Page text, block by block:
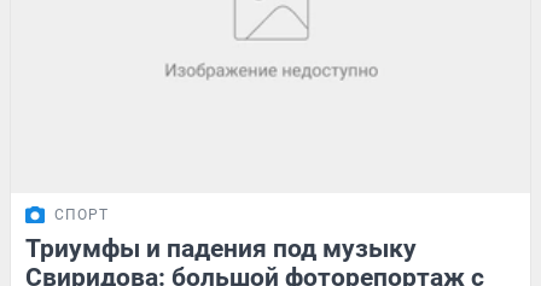
СПОРТ
Триумфы и падения под музыку
Свиридова: большой фоторепортаж с